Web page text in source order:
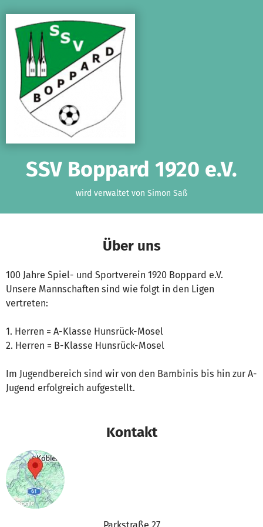
SSV Boppard 1920 e.V.
wird verwaltet von Simon Saß
Über uns
100 Jahre Spiel- und Sportverein 1920 Boppard e.V.
Unsere Mannschaften sind wie folgt in den Ligen
vertreten:
1. Herren = A-Klasse Hunsrück-Mosel
2. Herren = B-Klasse Hunsrück-Mosel
Im Jugendbereich sind wir von den Bambinis bis hin zur A-
Jugend erfolgreich aufgestellt.
Kontakt